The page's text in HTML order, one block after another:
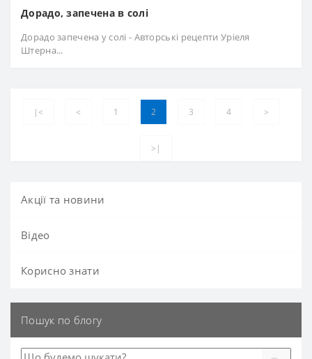
Дорадо, запечена в солі
Дорадо запечена у солі - Авторські рецепти Уріеля
Штерна...
|< < 1 2 3 4 >
>|
Акції та новини
Вiдео
Корисно знати
Пошук по блогу